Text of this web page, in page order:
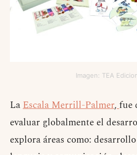
Imagen: TEA
LaEscala Merrill-Palmer, fue
evaluar globalmente el
explora áreas como: